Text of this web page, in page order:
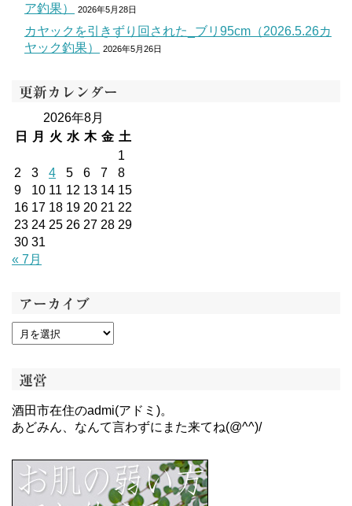
ア釣果）
2026年5月28日
カヤックを引きずり回された_ブリ95cm（2026.5.26カ
ヤック釣果）
2026年5月26日
更新カレンダー
2026年8月
日
月 火 水 木 金 土
1
2
3 4 5 6 7
8
9
10 11 12 13 14 15
16 17 18 19 20 21 22
23 24 25 26 27 28 29
30 31
« 7月
アーカイブ
運営
酒田市在住のadmi(アドミ)。
あどみん、なんて言わずにまた来てね(@^^)/